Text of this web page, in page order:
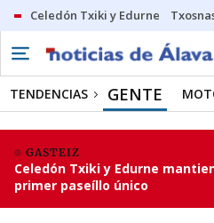
Celedón Txiki y Edurne
TENDENCIAS GENTE
GASTEIZ
Celedón Txiki y Edurne
primer paseíllo único